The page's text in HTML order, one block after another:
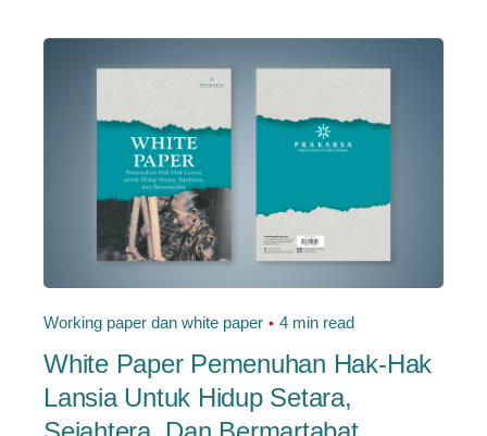
Working paper dan white paper 4 min read
White Paper Pemenuhan Hak-Hak
Lansia Untuk Hidup Setara,